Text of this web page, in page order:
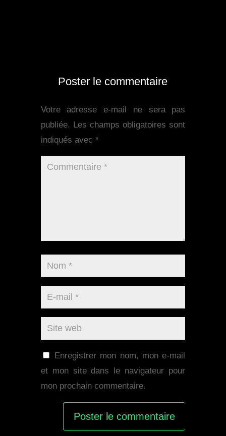
Poster le commentaire
Votre adresse e-mail ne sera pas
publiée. Les champs obligatoires sont
indiqués avec *
Enregistrer mon nom, mon e-mail
et mon site dans le navigateur pour
mon prochain commentaire.